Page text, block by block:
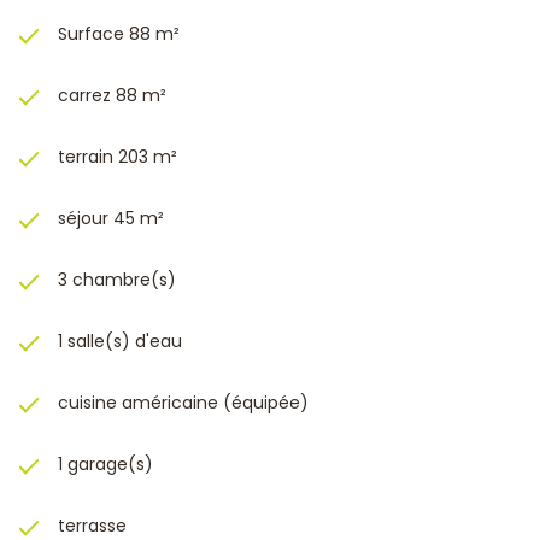
Surface 88 m²
carrez 88 m²
terrain 203 m²
séjour 45 m²
3 chambre(s)
1 salle(s) d'eau
cuisine américaine (équipée)
1 garage(s)
terrasse